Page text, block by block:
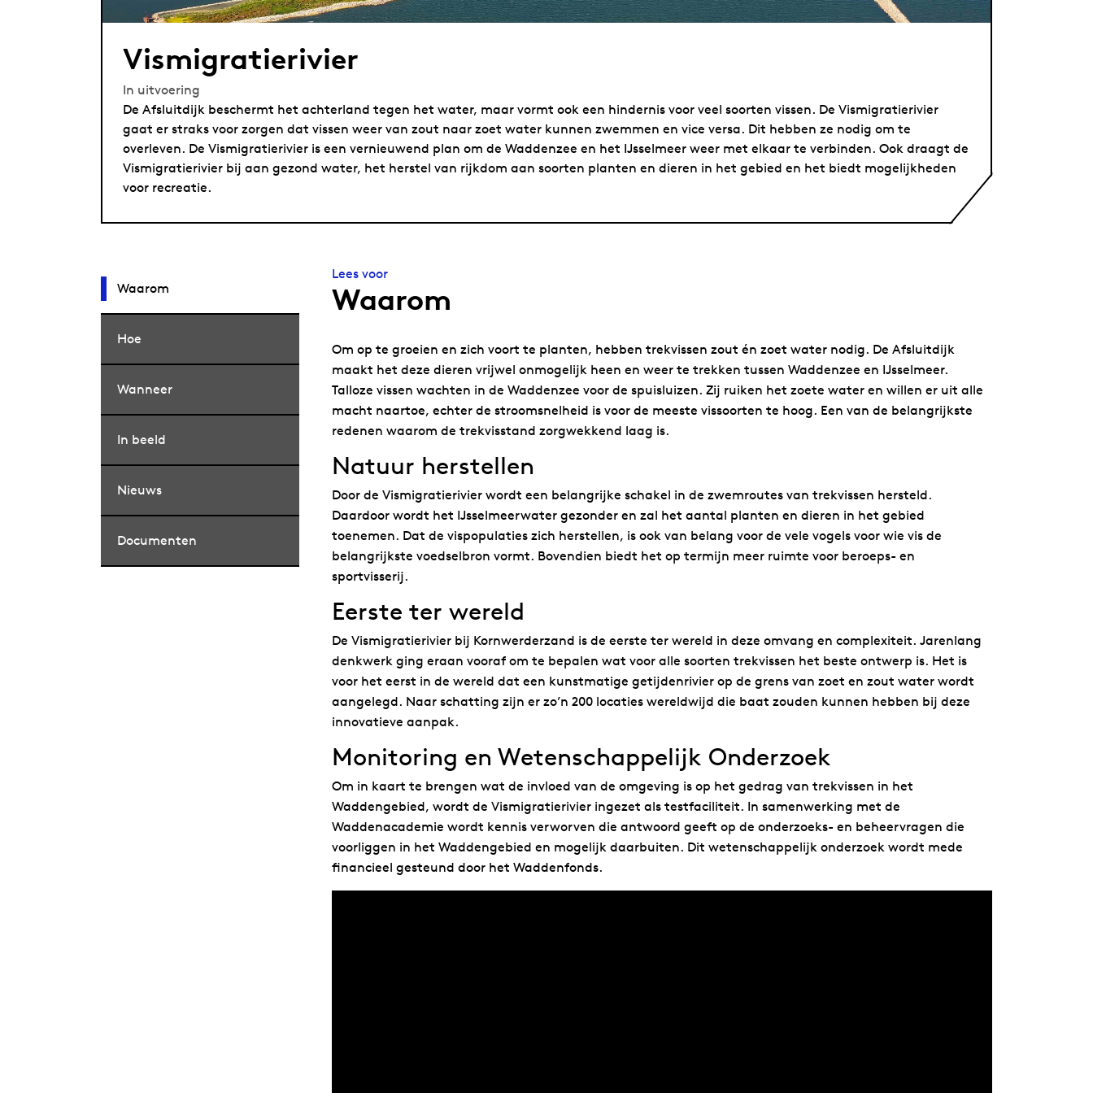
Vismigratie­rivier
In uitvoering
De Afsluitdijk beschermt het achterland tegen het water, maar vormt ook een hindernis voor veel soorten vissen. De Vismigratierivier
gaat er straks voor zorgen dat vissen weer van zout naar zoet water kunnen zwemmen en vice versa. Dit hebben ze nodig om te
overleven. De Vismigratierivier is een vernieuwend plan om de Waddenzee en het IJsselmeer weer met elkaar te verbinden. Ook draagt de
Vismigratierivier bij aan gezond water, het herstel van rijkdom aan soorten planten en dieren in het gebied en het biedt mogelijkheden
voor recreatie.
Waarom
Hoe
Wanneer
In beeld
Nieuws
Documenten
Lees voor
Waarom
Om op te groeien en zich voort te planten, hebben trekvissen zout én zoet water nodig. De Afsluitdijk
maakt het deze dieren vrijwel onmogelijk heen en weer te trekken tussen Waddenzee en IJsselmeer.
Talloze vissen wachten in de Waddenzee voor de spuisluizen. Zij ruiken het zoete water en willen er uit alle
macht naartoe, echter de stroomsnelheid is voor de meeste vissoorten te hoog. Een van de belangrijkste
redenen waarom de trekvisstand zorgwekkend laag is.
Natuur herstellen
Door de Vismigratierivier wordt een belangrijke schakel in de zwemroutes van trekvissen hersteld.
Daardoor wordt het IJsselmeerwater gezonder en zal het aantal planten en dieren in het gebied
toenemen. Dat de vispopulaties zich herstellen, is ook van belang voor de vele vogels voor wie vis de
belangrijkste voedselbron vormt. Bovendien biedt het op termijn meer ruimte voor beroeps- en
sportvisserij.
Eerste ter wereld
De Vismigratierivier bij Kornwerderzand is de eerste ter wereld in deze omvang en complexiteit. Jarenlang
denkwerk ging eraan vooraf om te bepalen wat voor alle soorten trekvissen het beste ontwerp is. Het is
voor het eerst in de wereld dat een kunstmatige getijdenrivier op de grens van zoet en zout water wordt
aangelegd. Naar schatting zijn er zo’n 200 locaties wereldwijd die baat zouden kunnen hebben bij deze
innovatieve aanpak.
Monitoring en Wetenschappelijk Onderzoek
Om in kaart te brengen wat de invloed van de omgeving is op het gedrag van trekvissen in het
Waddengebied, wordt de Vismigratierivier ingezet als testfaciliteit. In samenwerking met de
Waddenacademie wordt kennis verworven die antwoord geeft op de onderzoeks- en beheervragen die
voorliggen in het Waddengebied en mogelijk daarbuiten. Dit wetenschappelijk onderzoek wordt mede
financieel gesteund door het Waddenfonds.